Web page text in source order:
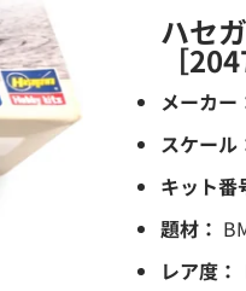
ハセ
［
メーカー
スケール
キット番
題材：
レア度：